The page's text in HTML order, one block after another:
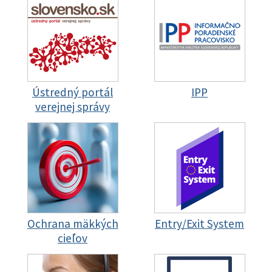
Ústredný portál
verejnej správy
IPP
Ochrana mäkkých
cieľov
Entry/Exit System